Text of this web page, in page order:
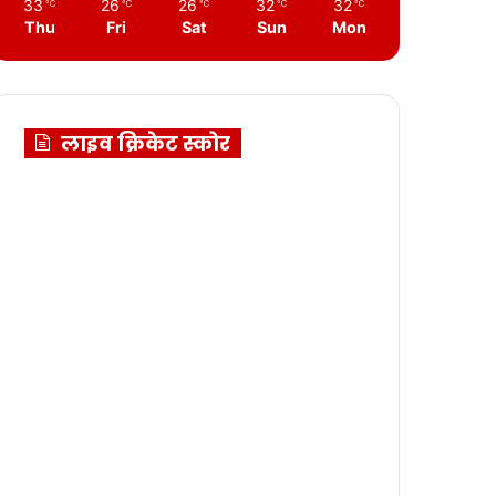
33 ℃
Thu
26 ℃
Fri
26 ℃
Sat
32 ℃
Sun
32 ℃
Mon
लाइव क्रिकेट स्कोर